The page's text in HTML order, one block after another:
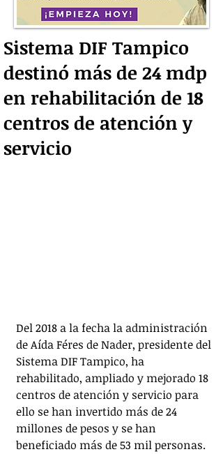
Sistema DIF Tampico
destinó más de 24 mdp
en rehabilitación de 18
centros de atención y
servicio
Del 2018 a la fecha la administración
de Aída Féres de Nader, presidente del
Sistema DIF Tampico, ha
rehabilitado, ampliado y mejorado 18
centros de atención y servicio para
ello se han invertido más de 24
millones de pesos y se han
beneficiado más de 53 mil personas.